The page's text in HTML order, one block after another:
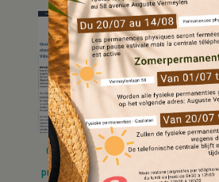
Communiqué de
presse 02.10.2024
Communiqué de
presse 18.09.2024